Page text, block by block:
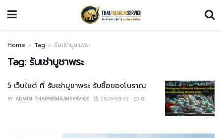
Home Tag รับเช่าบูชาพระ
Tag: รับเช่าบูชาพระ
5 เว็บไซต์ ที่ รับเช่าบูชาพระ รับซื้อของโบราณ
BY ADMIN THAIPREMIUMSERVICE 2026-03-22 0